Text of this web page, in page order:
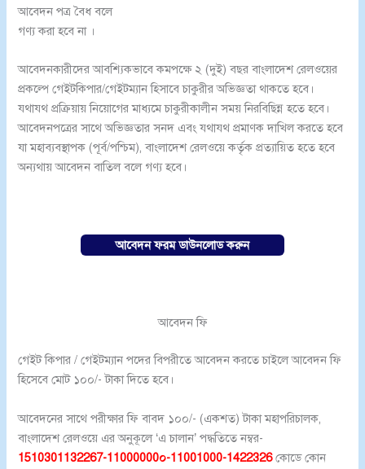
আবেদন পত্র বৈধ বলে
গণ্য করা হবে না ।
আবেদনকারীদের আবশ্যিকভাবে কমপক্ষে ২ (দুই) বছর বাংলাদেশ রেলওয়ের
প্রকল্পে গেইটকিপার/গেইটম্যান হিসাবে চাকুরীর অভিজ্ঞতা থাকতে হবে।
যথাযথ প্রক্রিয়ায় নিয়োগের মাধ্যমে চাকুরীকালীন সময় নিরবিছিন্ন হতে হবে।
আবেদনপত্রের সাথে অভিজ্ঞতার সনদ এবং যথাযথ প্রমাণক দাখিল করতে হবে
যা মহাব্যবস্থাপক (পূর্ব/পশ্চিম), বাংলাদেশ রেলওয়ে কর্তৃক প্রত্যায়িত হতে হবে
অন্যথায় আবেদন বাতিল বলে গণ্য হবে।
আবেদন ফরম ডাউনলোড করুন
আবেদন ফি
গেইট কিপার / গেইটম্যান পদের বিপরীতে আবেদন করতে চাইলে আবেদন ফি
হিসেবে মোট ১০০/- টাকা দিতে হবে।
আবেদনের সাথে পরীক্ষার ফি বাবদ ১০০/- (একশত) টাকা মহাপরিচালক,
বাংলাদেশ রেলওয়ে এর অনুকূলে ‘এ চালান’ পদ্ধতিতে নম্বর-
1510301132267-11000000০-11001000-1422326 কোডে কোন